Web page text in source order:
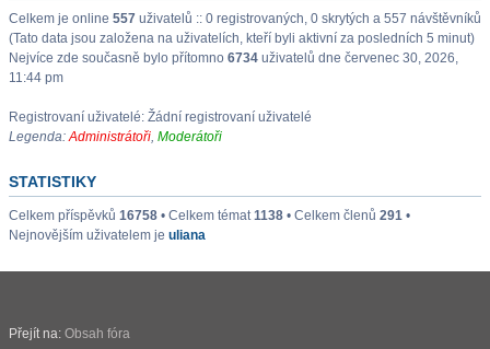
Celkem je online 557 uživatelů :: 0 registrovaných, 0 skrytých a 557 návštěvníků
(Tato data jsou založena na uživatelích, kteří byli aktivní za posledních 5 minut)
Nejvíce zde současně bylo přítomno 6734 uživatelů dne červenec 30, 2026,
11:44 pm
Registrovaní uživatelé: Žádní registrovaní uživatelé
Legenda:Administrátoři, Moderátoři
STATISTIKY
Celkem příspěvků 16758 • Celkem témat1138 • Celkem členů 291 •
Nejnovějším uživatelem je uliana
Přejít na: Obsah fóra